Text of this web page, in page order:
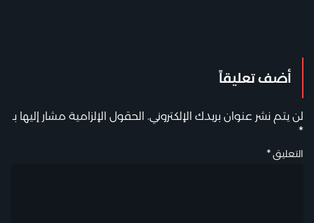
أضف تعليقاً
لن يتم نشر عنوان بريدك الإلكتروني. الحقول الإلزامية مشار إليها بـ
*
التعليق*